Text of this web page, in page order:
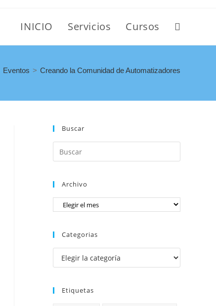
INICIO Servicios Cursos
Eventos > Creando la Comunidad de Automatizadores
Buscar
Archivo
Categorias
Etiquetas